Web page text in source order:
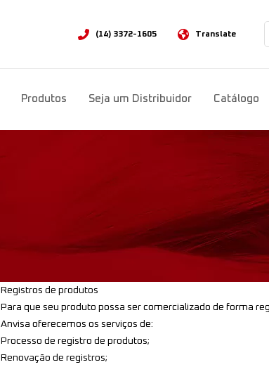
(14) 3372-1605 Translate
Select Language
Produtos Seja um Distribuidor Catálogo
Registros de produtos
Para que seu produto possa ser comercializado de forma
Anvisa oferecemos os serviços de:
Processo de registro de produtos;
Renovação de registros;